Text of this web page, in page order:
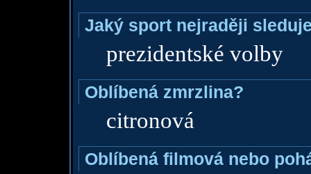
Jaký sport nejraději
prezidentské volby
Oblíbená zmrzlina?
citronová
Oblíbená filmová nebo